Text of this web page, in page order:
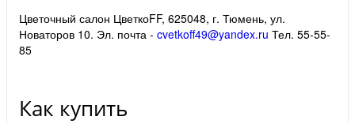
Цветочный салон ЦветкоFF, 625048, г. Тюмень, ул.
Новаторов 10. Эл. почта - cvetkoff49@yandex.ru Тел. 55-55-
85
Как купить